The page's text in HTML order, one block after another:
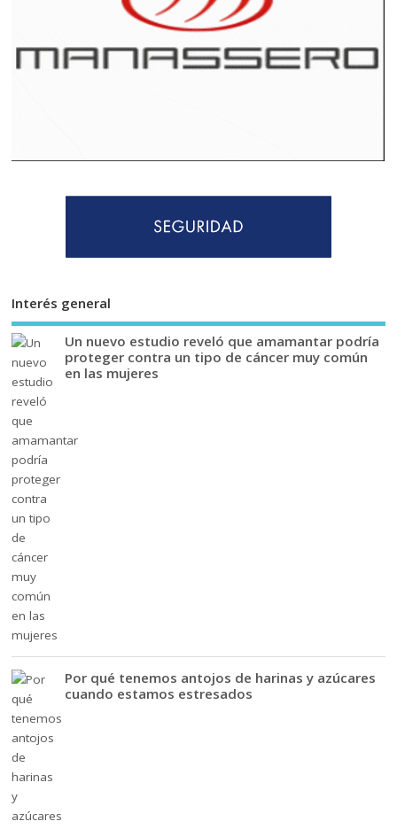
Interés general
Un nuevo estudio reveló que amamantar podría
proteger contra un tipo de cáncer muy común
en las mujeres
Por qué tenemos antojos de harinas y azúcares
cuando estamos estresados